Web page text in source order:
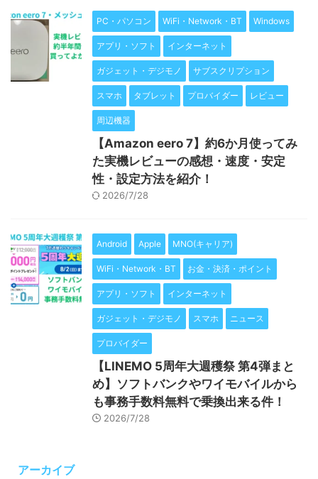
PC・パソコン WiFi・Network・BT Windows
アプリ・ソフト インターネット
ガジェット・デジモノ サブスクリプション
スマホ タブレット プロバイダー レビュー
周辺機器
【Amazon eero 7】約6か月使ってみ
た実機レビューの感想・速度・安定
性・設定方法を紹介！
2026/7/28
Android Apple MNO(キャリア)
WiFi・Network・BT お金・決済・ポイント
アプリ・ソフト インターネット
ガジェット・デジモノ スマホ ニュース
プロバイダー
【LINEMO 5周年大週穫祭 第4弾まと
め】ソフトバンクやワイモバイルから
も事務手数料無料で乗換出来る件！
2026/7/28
アーカイブ